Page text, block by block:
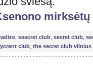
mirksėtų
seacret club secret club
club the secret club vilnius